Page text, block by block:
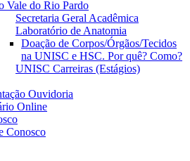
Vale do Rio Pardo
Secretaria Geral Acadêmica
Laboratório de Anatomia
Doação de Corpos/Órgãos/Tecidos
na UNISC e HSC. Por quê? Como?
UNISC Carreiras (Estágios)
Ouvidoria
Online
Conosco